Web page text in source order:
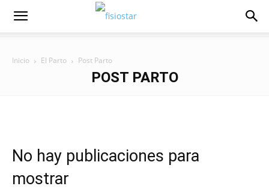
Inicio El Parto Post Parto
POST PARTO
No hay publicaciones para
mostrar